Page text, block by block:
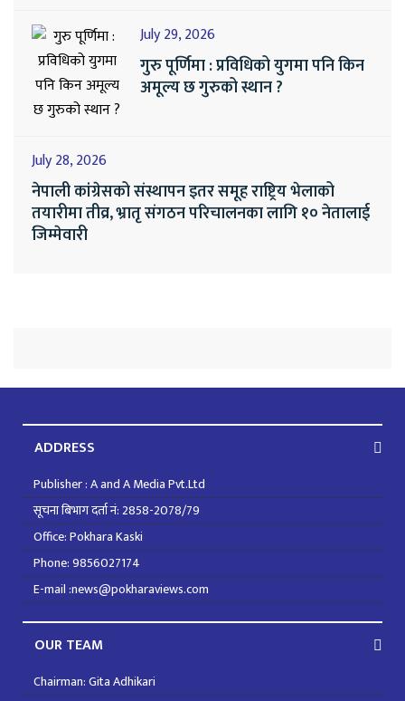
July 29, 2026
गुरु पूर्णिमा : प्रविधिको युगमा पनि किन
अमूल्य छ गुरुको स्थान ?
July 28, 2026
नेपाली कांग्रेसको संस्थापन इतर समूह राष्ट्रिय भेलाको
तयारीमा तीव्र, भ्रातृ संगठन परिचालनका लागि १० नेतालाई
जिम्मेवारी
ADDRESS
Publisher : A and A Media Pvt.Ltd
सूचना बिभाग दर्ता नं: 2858-2078/79
Office: Pokhara Kaski
Phone: 9856027174
E-mail :news@pokharaviews.com
OUR TEAM
Chairman: Gita Adhikari